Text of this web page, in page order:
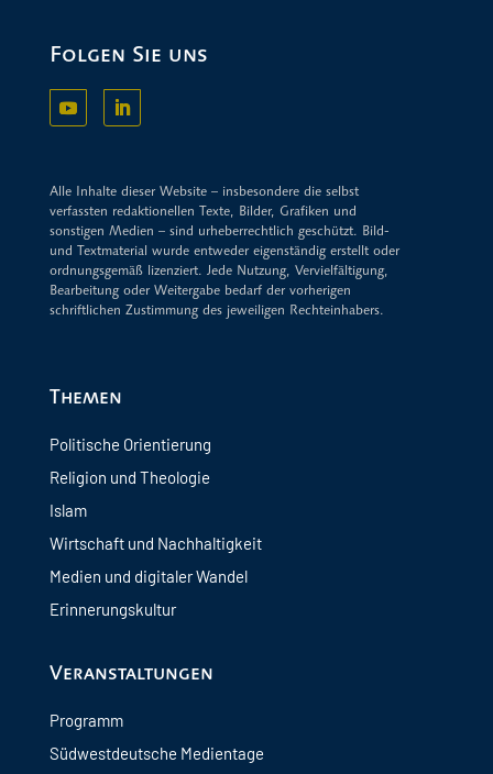
Folgen Sie uns
Alle Inhalte dieser Website – insbesondere die selbst
verfassten redaktionellen Texte, Bilder, Grafiken und
sonstigen Medien – sind urheberrechtlich geschützt. Bild-
und Textmaterial wurde entweder eigenständig erstellt oder
ordnungsgemäß lizenziert. Jede Nutzung, Vervielfältigung,
Bearbeitung oder Weitergabe bedarf der vorherigen
schriftlichen Zustimmung des jeweiligen Rechteinhabers.
Themen
Politische Orientierung
Religion und Theologie
Islam
Wirtschaft und Nachhaltigkeit
Medien und digitaler Wandel
Erinnerungskultur
Veranstaltungen
Programm
Südwestdeutsche Medientage